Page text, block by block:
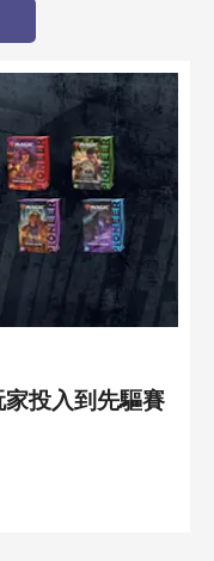
家投入到先驅賽